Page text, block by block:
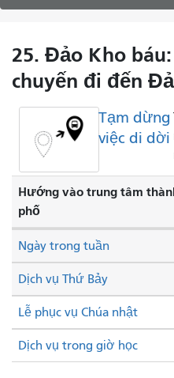
25. Đảo Kho
chuyến đi đến
Tạm dừng
việc di dời
Hướng vào trung tâm
phố
Dịch vụ Thứ Bảy
Lễ phục vụ Chúa nhật
Ngày trong tuần
Dịch vụ trong giờ học